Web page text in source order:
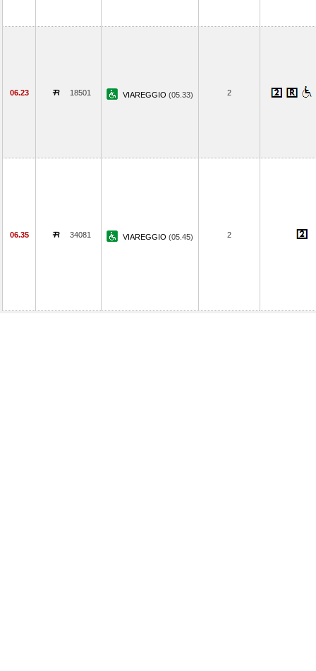
06.23 18501 VIAREGGIO (05.33) 2
06.35 34081 VIAREGGIO (05.45) 2